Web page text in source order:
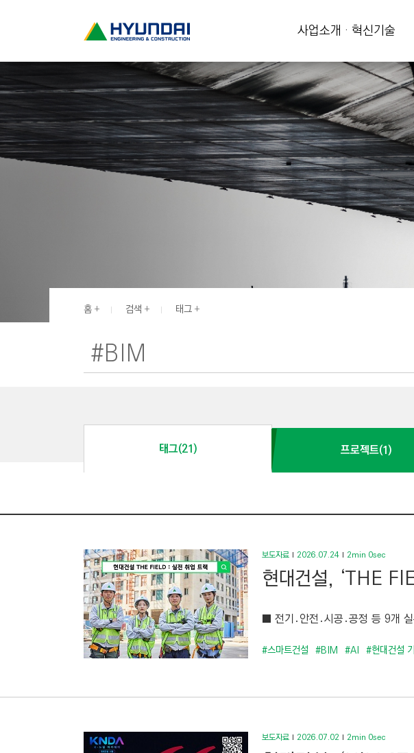
현
건
설
H
Y
U
N
G
N
&
O
S
T
R
U
C
T
I
N
사업소개 · 혁신기술
홈 검색 태그
태그(21) 프로젝트(1)
보도자료 2026.07.24 2min 0sec
현대건설, ‘THE
■ 전기․안전․시공․공정 등 9개
#스마트건설 #BIM #AI #현대건설
보도자료 2026.07.02 2min 0sec